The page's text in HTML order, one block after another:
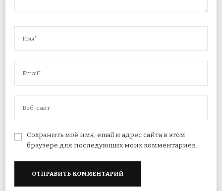
Сохранить моё имя, email и адрес сайта в этом
браузере для последующих моих комментариев.